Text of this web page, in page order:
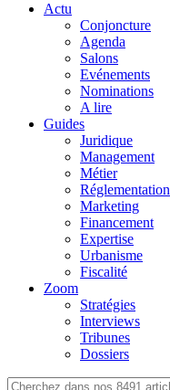
Actu
Conjoncture
Agenda
Salons
Evénements
Nominations
A lire
Guides
Juridique
Management
Métier
Réglementation
Marketing
Financement
Expertise
Urbanisme
Fiscalité
Zoom
Stratégies
Interviews
Tribunes
Dossiers